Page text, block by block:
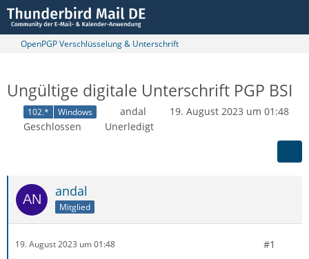
OpenPGP Verschlüsselung & Unterschrift
Ungültige digitale Unterschrift PGP BSI
102.* Windows andal
19. August 2023 um 01:48
Geschlossen
Unerledigt
andal
Mitglied
19. August 2023 um 01:48 #1